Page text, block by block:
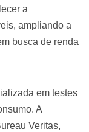
a
ampliando a
busca de renda
em testes
A
Veritas,